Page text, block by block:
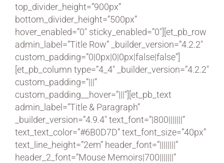
top_divider_height=”900px”
bottom_divider_height=”500px”
hover_enabled=”0″ sticky_enabled=”0″][et_pb_row
admin_label=”Title Row” _builder_version=”4.2.2″
custom_padding=”0|0px|0|0px|false|false”]
[et_pb_column type=”4_4″ _builder_version=”4.2.2″
custom_padding=”|||”
custom_padding__hover=”|||”][et_pb_text
admin_label=”Title & Paragraph”
_builder_version=”4.9.4″ text_font=”|800|||||||”
text_text_color=”#6B0D7D” text_font_size=”40px”
text_line_height=”2em” header_font=”||||||||”
header_2_font=”Mouse Memoirs|700|||||||”